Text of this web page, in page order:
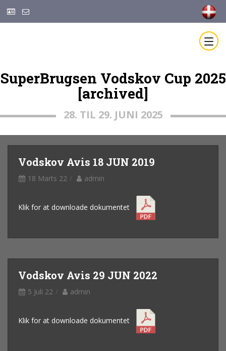
SuperBrugsen Vodskov Cup 2025
[archived]
28. TIL 29. JUNI 2025
Vodskov Avis 18 JUN 2019
18 Marts 22 admin
Klik for at downloade dokumentet
Vodskov Avis 29 JUN 2022
5 Juli 22 admin
Klik for at downloade dokumentet